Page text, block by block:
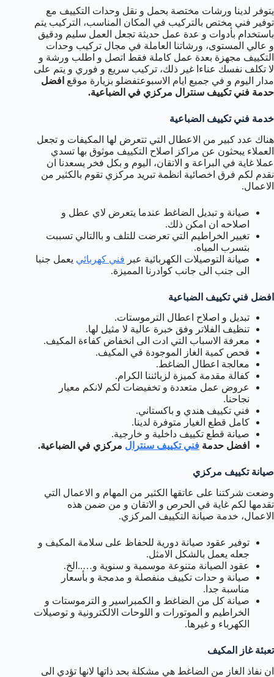
يتوفر لدينا ورشات مختصة بحمل و نقل وحدات التكييف مع
توفير فني مختص بالتركيب في المكان المناسب، التركيب يتم
باستخدام بأدوات و عدة عمل حديثة تجعل العمل سليم ودقيق
و عالي المستوى، ورشاتنا العاملة في مجال تركيب وحدات
التكييف مجهزة بعدة عمل كاملة فقط اتصل و اطلب ورشة و
لا تكلف نفسك عناءا غير ذلك، تركيب سريع و فوري و يتم على
مدار اليوم و في جميع ايام الاسبوعتفضلو بزيارة موقع افضل
حدمة فني تكييف سنترال مركزي في الضباعية.
خدمة فني تكييف الضباعية
هناك عدد كبير من الاعطال التي تتعرض لها المكيفات و تجعل
العملاء يبحثون عن مراكز اصلاح التكييف موثوق بها تسدي
عملا غاية في البراعة و الاتقان، اليوم و بكل فخر يسعدنا ان
نقدم لكم فرق اخصائية انظمة تبريد مركزي تقوم بالكثير من
الاعمال.
صيانة و تبديل الضاغط عندما يتعرض لاي عطل و
اصلاحه ان امكن ذلك.
تغيير الخراطيم التي تعرضت للتلف و باالتالي تسببت
بتسرب المياه.
صيانة التوصيلات الكهربائية عبر فني كهربائي يعمل جنبا
الى جنب الى جانب كوادرنا المميزة.
افضل فني تكييف الضباعية
تبديل و اصلاح اعطال الترموستات.
تنظيف الفلاتر وفق خبرة عالية لا مثيل لها.
معرفة الاسباب التي ادت الى انخفاض كفاءة المكيف.
فحص كمية الغاز الموجودة في المكيف.
معالجة اعطال الضاغط.
كفالة مقدمة كميزة لزبائننا الكرام.
عروض عمل متعددة و تخفيضات لكم لانكم معيار
نجاحنا.
فني تكييف هندي و باكستاني.
كامل قطع الغيار متوفرة لدينا.
صيانة قطع تكييف داخلية و خارجية.
افضل حدمة فني تكييف سنترال مركزي في الضباعية.
صيانة تكييف مركزي
وضعت شركتنا على عاتقها الكثير من المهام و الاعمال التي
تقدمها لكم غاية في الحرص و الاتقان و من ضمن هذه
الاعمال، خدمة صيانة التكييف المركزي.
توفير عقود صيانة دورية للحفاظ على سلامة المكيف و
جعله يعمل بالشكل الامثل.
عقود الصيانة متنوعة موسمية و سنوية و…..الخ.
صيانة و حدات تكييف منفصلة و مدمجة و بأسعار
مناسبة جدا.
صيانة كل من الضاغط و الكمبراسير و الترموستات و
الخراطيم و الموتورات و اللوحات الالكترونية و توصيلات
الكهرباء و غيرها.
تعبئة غاز المكيف
ان نفاذ الغاز من الضاغط هي مشكلة بحد ذاتها لانها تؤدي الى